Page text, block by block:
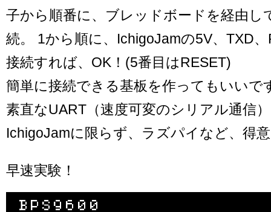
子から順番に、ブレッドボードを経由し
続。 1から順に、IchigoJamの5V、TXD
接続すれば、OK！(5番目はRESET)
簡単に接続できる基板を作ってもいいで
素直なUART（速度可変のシリアル通信
IchigoJamに限らず、ラズパイなど、得
早速実験！
BPS9600